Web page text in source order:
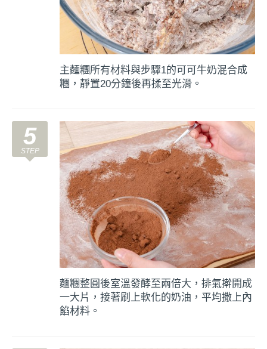
主麵糰所有材料與步驟1的可可牛奶混合成
糰，靜置20分鐘後再揉至光滑。
5
麵糰整圓後室溫發酵至兩倍大，排氣擀開成
一大片，接著刷上軟化的奶油，平均撒上內
餡材料。